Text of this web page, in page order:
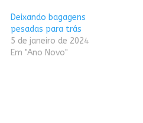
Deixando bagagens
pesadas para trás
5 de janeiro de 2024
Em "Ano Novo"